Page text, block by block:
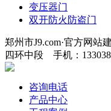
变压器门
双开防火防盗门
郑州市J9.com·官方网站
四环中段 手机：
咨询电话
产品中心